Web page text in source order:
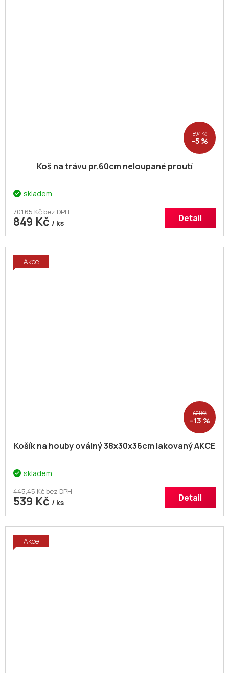
894 Kč
–5 %
Koš na trávu pr.60cm neloupané proutí
skladem
701,65 Kč bez DPH
849 Kč / ks Detail
Akce
621 Kč
–13 %
Košík na houby oválný 38x30x36cm lakovaný AKCE
skladem
445,45 Kč bez DPH
539 Kč / ks Detail
Akce